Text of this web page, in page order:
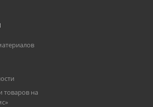
товаров на